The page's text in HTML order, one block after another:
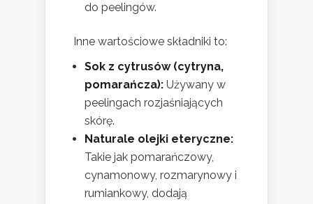
do peelingów.
Inne wartościowe składniki to:
Sok z cytrusów (cytryna,
pomarańcza): Używany w
peelingach rozjaśniających
skórę.
Naturale olejki eteryczne:
Takie jak pomarańczowy,
cynamonowy, rozmarynowy i
rumiankowy, dodają